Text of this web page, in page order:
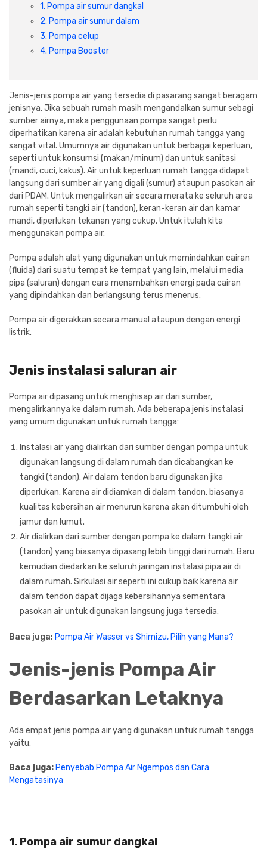
Atap & Lantai
Saniter
1. Pompa air sumur dangkal
2. Pompa air sumur dalam
3. Pompa celup
4. Pompa Booster
Jenis-jenis pompa air yang tersedia di pasarang sangat beragam
jenisnya. Jika sebuah rumah masih mengandalkan sumur sebagi
sumber airnya, maka penggunaan pompa sangat perlu
diperhatikan karena air adalah kebutuhan rumah tangga yang
sangat vital. Umumnya air digunakan untuk berbagai keperluan,
seperti untuk konsumsi (makan/minum) dan untuk sanitasi
(mandi, cuci, kakus). Air untuk keperluan rumah tangga didapat
langsung dari sumber air yang digali (sumur) ataupun pasokan air
dari PDAM. Untuk mengalirkan air secara merata ke seluruh area
rumah seperti tangki air (tandon), keran-keran air dan kamar
mandi, diperlukan tekanan yang cukup. Untuk itulah kita
menggunakan pompa air.
Pompa adalah alat yang digunakan untuk memindahkan cairan
(fluida) dari suatu tempat ke tempat yang lain, melalui media
pipa (saluran) dengan cara menambahkan energi pada cairan
yang dipindahkan dan berlangsung terus menerus.
Pompa air digerakkan secara manual ataupun dengan energi
listrik.
Jenis instalasi saluran air
Pompa air dipasang untuk menghisap air dari sumber,
mengalirkannya ke dalam rumah. Ada beberapa jenis instalasi
yang umum digunakan untuk rumah tangga:
Instalasi air yang dialirkan dari sumber dengan pompa untuk
digunakan langsung di dalam rumah dan dicabangkan ke
tangki (tandon). Air dalam tendon baru digunakan jika
diperlukan. Karena air didiamkan di dalam tandon, biasanya
kualitas kebersihan air menurun karena akan ditumbuhi oleh
jamur dan lumut.
Air dialirkan dari sumber dengan pompa ke dalam tangki air
(tandon) yang biasanya dipasang lebih tinggi dari rumah. Baru
kemudian diedarkan ke seluruh jaringan instalasi pipa air di
dalam rumah. Sirkulasi air seperti ini cukup baik karena air
dalam tendon dapat dijaga kebersihannya sementara
pasokan air untuk digunakan langsung juga tersedia.
Baca juga: Pompa Air Wasser vs Shimizu, Pilih yang Mana?
Jenis-jenis Pompa Air
Berdasarkan Letaknya
Ada empat jenis pompa air yang digunakan untuk rumah tangga
yaitu:
Baca juga: Penyebab Pompa Air Ngempos dan Cara
Mengatasinya
1. Pompa air sumur dangkal